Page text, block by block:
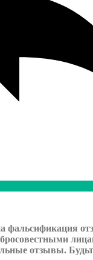
фальсификация
отзывы.